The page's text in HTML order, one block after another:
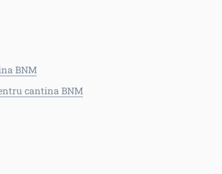
BNM
cantina BNM